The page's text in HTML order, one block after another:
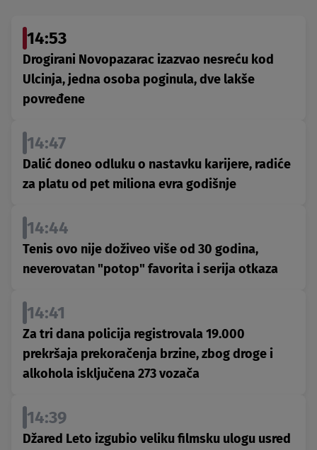
14:53
Drogirani Novopazarac izazvao nesreću kod
Ulcinja, jedna osoba poginula, dve lakše
povređene
14:47
Dalić doneo odluku o nastavku karijere, radiće
za platu od pet miliona evra godišnje
14:44
Tenis ovo nije doživeo više od 30 godina,
neverovatan "potop" favorita i serija otkaza
14:41
Za tri dana policija registrovala 19.000
prekršaja prekoračenja brzine, zbog droge i
alkohola isključena 273 vozača
14:39
Džared Leto izgubio veliku filmsku ulogu usred